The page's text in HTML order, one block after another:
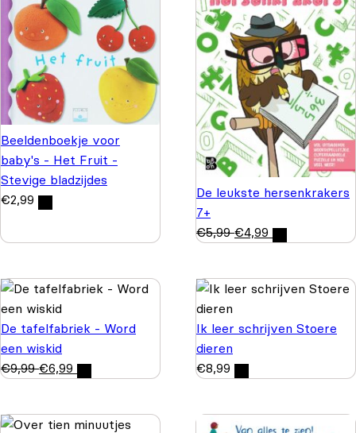
Beeldenboekje voor
baby's - Het Fruit -
Stevige bladzijdes
€2,99
De leukste hersenkrakers
7+
€5,99 €4,99
De tafelfabriek - Word
een wiskid
€9,99 €6,99
Ik leer schrijven Stoere
dieren
€8,99